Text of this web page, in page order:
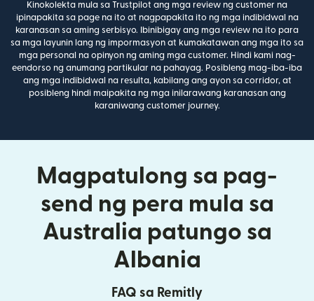
Kinokolekta mula sa Trustpilot ang mga review ng customer na
ipinapakita sa page na ito at nagpapakita ito ng mga indibidwal na
karanasan sa aming serbisyo. Ibinibigay ang mga review na ito para
sa mga layunin lang ng impormasyon at kumakatawan ang mga ito sa
mga personal na opinyon ng aming mga customer. Hindi kami nag-
eendorso ng anumang partikular na pahayag. Posibleng mag-iba-iba
ang mga indibidwal na resulta, kabilang ang ayon sa corridor, at
posibleng hindi maipakita ng mga inilarawang karanasan ang
karaniwang customer journey.
Magpatulong sa pag-
send ng pera mula sa
Australia patungo sa
Albania
FAQ sa Remitly